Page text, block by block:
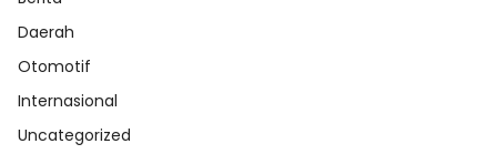
Daerah
Otomotif
Internasional
Uncategorized